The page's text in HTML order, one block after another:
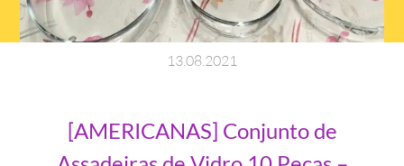
1308 2021
[AMERICANAS] Conjunto de